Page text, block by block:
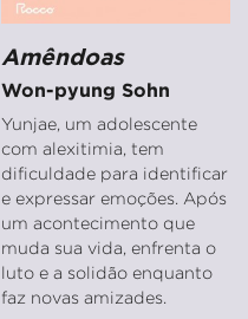
Amêndoas
Won-pyung Sohn
Yunjae, um adolescente
com alexitimia, tem
dificuldade para identificar
e expressar emoções. Após
um acontecimento que
muda sua vida, enfrenta o
luto e a solidão enquanto
faz novas amizades.